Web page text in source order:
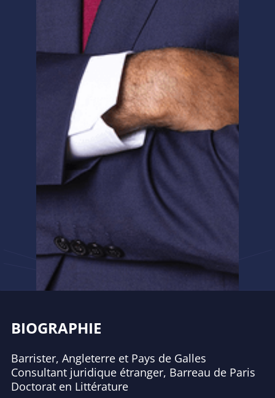
BIOGRAPHIE
Barrister, Angleterre et Pays de Galles
Consultant juridique étranger, Barreau de Paris
Doctorat en Littérature